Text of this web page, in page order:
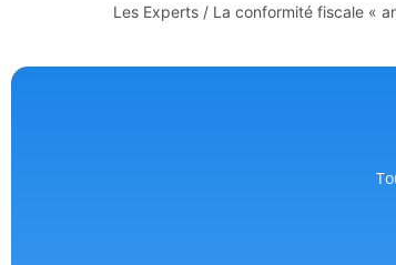
Les Experts / La conformité fiscale «